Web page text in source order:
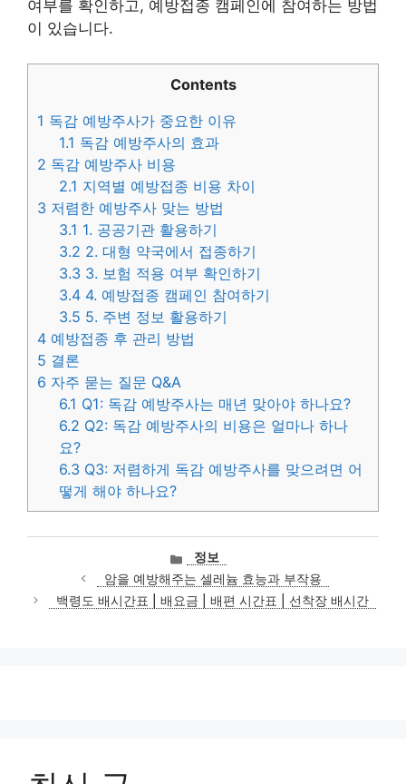
여부를 확인하고, 예방접종 캠페인에 참여하는 방법
이 있습니다.
Contents
1 독감 예방주사가 중요한 이유
1.1 독감 예방주사의 효과
2 독감 예방주사 비용
2.1 지역별 예방접종 비용 차이
3 저렴한 예방주사 맞는 방법
3.1 1. 공공기관 활용하기
3.2 2. 대형 약국에서 접종하기
3.3 3. 보험 적용 여부 확인하기
3.4 4. 예방접종 캠페인 참여하기
3.5 5. 주변 정보 활용하기
4 예방접종 후 관리 방법
5 결론
6 자주 묻는 질문 Q&A
6.1 Q1: 독감 예방주사는 매년 맞아야 하나요?
6.2 Q2: 독감 예방주사의 비용은 얼마나 하나
요?
6.3 Q3: 저렴하게 독감 예방주사를 맞으려면 어
떻게 해야 하나요?
카
테
고
리
정보
암을 예방해주는 셀레늄 효능과 부작용
백령도 배시간표 | 배요금 | 배편 시간표 | 선착장 배시간